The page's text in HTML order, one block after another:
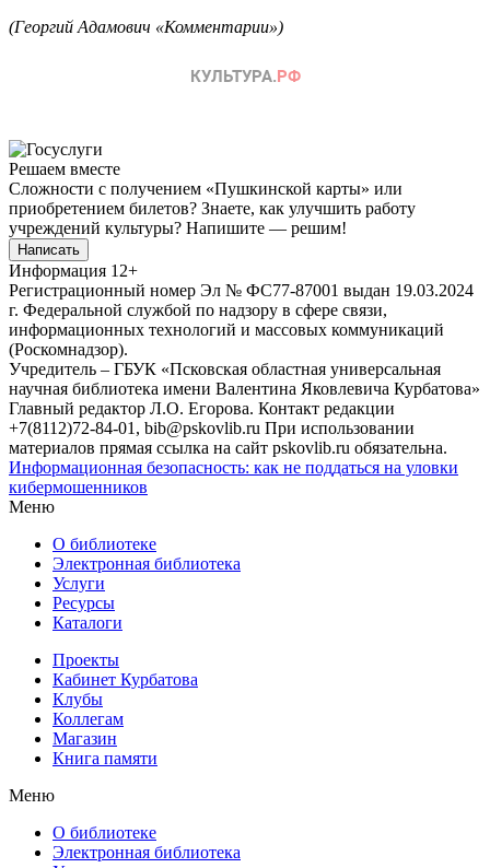
(Георгий Адамович «Комментарии»)
Решаем вместе
Сложности с получением «Пушкинской карты» или
приобретением билетов? Знаете, как улучшить работу
учреждений культуры? Напишите — решим!
Написать
Информация 12+
Регистрационный номер Эл № ФС77-87001 выдан 19.03.2024
г. Федеральной службой по надзору в сфере связи,
информационных технологий и массовых коммуникаций
(Роскомнадзор).
Учредитель – ГБУК «Псковская областная универсальная
научная библиотека имени Валентина Яковлевича Курбатова»
Главный редактор Л.О. Егорова. Контакт редакции
+7(8112)72-84-01, bib@pskovlib.ru При использовании
материалов прямая ссылка на сайт pskovlib.ru обязательна.
Информационная безопасность: как не поддаться на уловки
кибермошенников
Меню
О библиотеке
Электронная библиотека
Услуги
Ресурсы
Каталоги
Проекты
Кабинет Курбатова
Клубы
Коллегам
Магазин
Книга памяти
Меню
О библиотеке
Электронная библиотека